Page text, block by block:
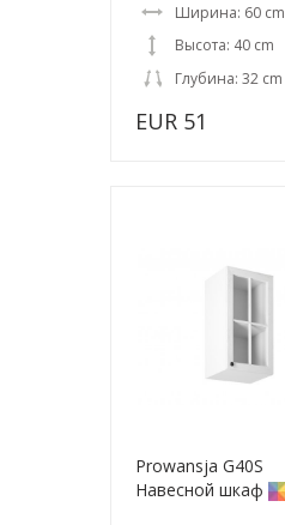
Ширина: 60 cm
Высота: 40 cm
Глубина: 32 cm
EUR 51
Prowansja G40S
Навесной шкаф